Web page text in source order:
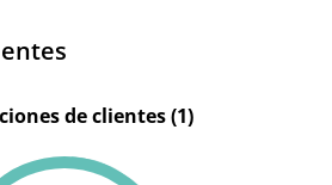
de clientes (1)